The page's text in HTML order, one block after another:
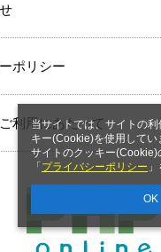
当サイトでは、サイトの
キー(Cookie)を使用してい
サイトのクッキー(Cookie)
「 プライバシーポリシー
OK
ポリシー
利用にあたって